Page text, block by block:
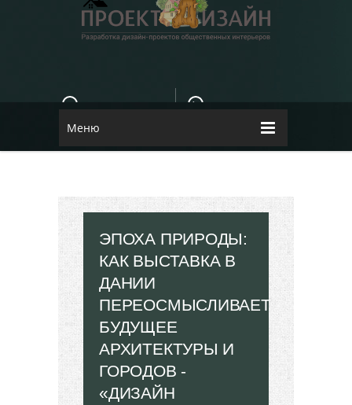
КОНТАКТЫ
E-MAIL
Меню
ЭПОХА ПРИРОДЫ:
КАК ВЫСТАВКА В
ДАНИИ
ПЕРЕОСМЫСЛИВАЕТ
БУДУЩЕЕ
АРХИТЕКТУРЫ И
ГОРОДОВ -
«ДИЗАЙН